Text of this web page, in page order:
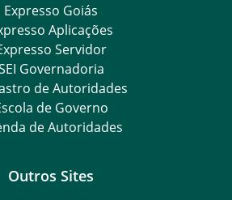
Expresso Goiás
Aplicações
Servidor
Governadoria
de Autoridades
de Governo
de Autoridades
Outros Sites